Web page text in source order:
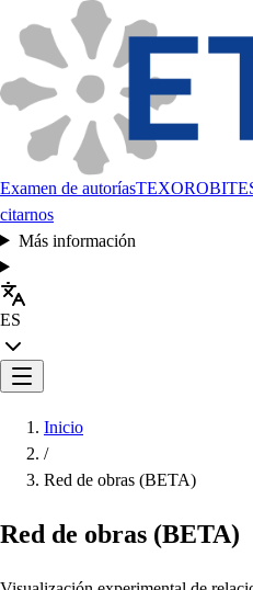
Examen de autoríasTEXORO
citarnos
Más información
ES
Inicio
/
Red de obras (BETA)
Red de obras (BETA)